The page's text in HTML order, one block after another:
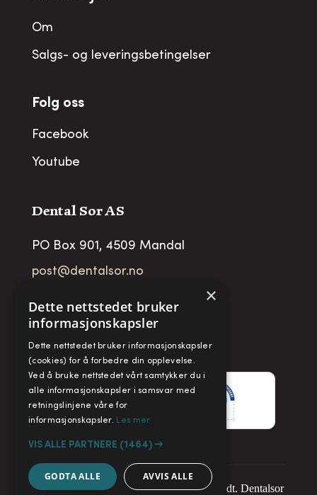
Om
Salgs- og leveringsbetingelser
Folg oss
Facebook
Youtube
Dental Sor AS
PO Box 901, 4509 Mandal
post@dentalsor.no
Telefon: +47 38 27 88 88
Fax: + 47 38 27 88 89
Copyright © 2025. Alle rettigheter forbeholdt. Dentalsor
×
Dette nettstedet bruker
informasjonskapsler
Dette nettstedet bruker informasjonskapsler
(cookies) for å forbedre din opplevelse.
Ved å bruke nettstedet vårt samtykker du i
alle informasjonskapsler i samsvar med
retningslinjene våre for
informasjonskapsler. Les mer
VIS ALLE PARTNERE (1464) →
GODTA ALLE AVVIS ALLE